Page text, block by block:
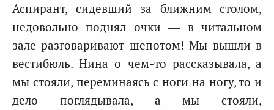
Аспирант, сидевший за ближним столом,
недовольно поднял очки — в читальном
зале разговаривают шепотом! Мы вышли в
вестибюль. Нина о чем-то рассказывала, а
мы стояли, переминаясь с ноги на ногу, то и
дело поглядывала, а мы стояли,